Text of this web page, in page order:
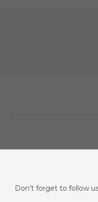
Don’t forget to follow